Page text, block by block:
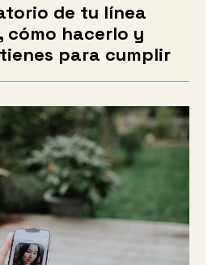
de tu línea
cómo hacerlo y
para cumplir